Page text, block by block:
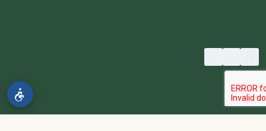
© 2026 spa2000